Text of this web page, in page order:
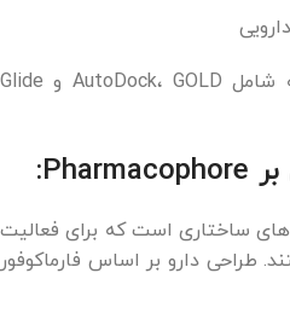
نرم‌افزارهای رایج در این زمینه شامل AutoDock، GOLD و Glide
ساختاری است که برای فعالیت
طراحی دارو بر اساس فارماکوفور